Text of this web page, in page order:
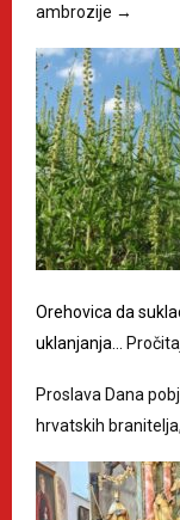
ambrozije →
Orehovica da
uklanjanja…
Proslava Dana
hrvatskih